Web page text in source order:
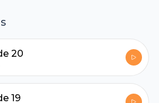
at 11:30 from gate N-8,
to depart at 2 o'clock. In
arriving on Midwestern
delayed one hour. Flights
Air have been delayed
20
19